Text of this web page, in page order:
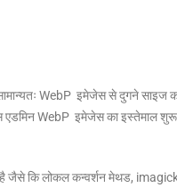
WebP इमेजेस से दुगने साइज
एडमिन WebP इमेजेस का इस्तेमाल
है जैसे कि लोकल कन्वर्शन मेथड,